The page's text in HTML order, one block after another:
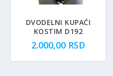
DVODELNI KUPAĆI
KOSTIM D192
2.000,00 RSD